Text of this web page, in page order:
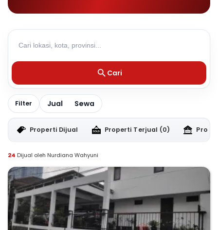
Cari
Filter Jual Sewa
Properti Dijual Properti Terjual (0)
24 Dijual oleh Nurdiana Wahyuni